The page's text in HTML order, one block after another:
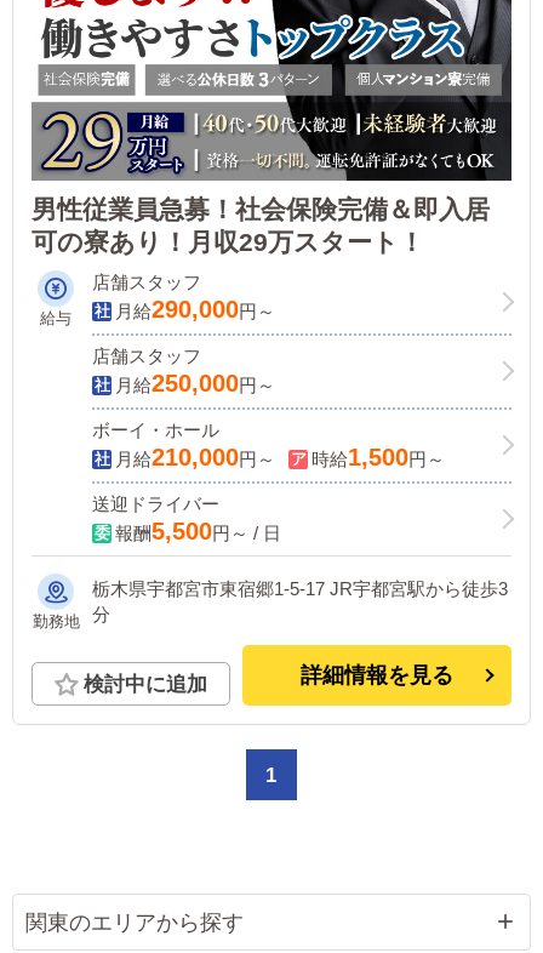
男性従業員急募！社会保険完備＆即入居
可の寮あり！月収29万スタート！
給与
店舗スタッフ
月給290,000円～
店舗スタッフ
月給250,000円～
ボーイ・ホール
月給210,000円～ 時給1,500円～
送迎ドライバー
報酬5,500円～ / 日
勤務地
栃木県宇都宮市東宿郷1-5-17 JR宇都宮駅から徒歩3
分
検討中に追加 詳細情報を見る
1
関東のエリアから探す